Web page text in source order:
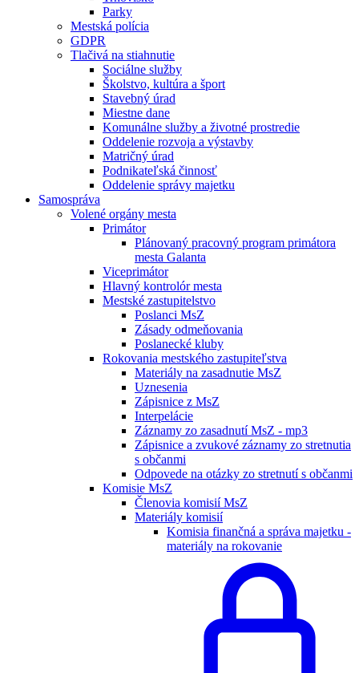
Parky
Mestská polícia
GDPR
Tlačivá na stiahnutie
Sociálne služby
Školstvo, kultúra a šport
Stavebný úrad
Miestne dane
Komunálne služby a životné prostredie
Oddelenie rozvoja a výstavby
Matričný úrad
Podnikateľská činnosť
Oddelenie správy majetku
Samospráva
Volené orgány mesta
Primátor
Plánovaný pracovný program primátora
mesta Galanta
Viceprimátor
Hlavný kontrolór mesta
Mestské zastupitelstvo
Poslanci MsZ
Zásady odmeňovania
Poslanecké kluby
Rokovania mestského zastupiteľstva
Materiály na zasadnutie MsZ
Uznesenia
Zápisnice z MsZ
Interpelácie
Záznamy zo zasadnutí MsZ - mp3
Zápisnice a zvukové záznamy zo stretnutia
s občanmi
Odpovede na otázky zo stretnutí s občanmi
Komisie MsZ
Členovia komisií MsZ
Materiály komisií
Komisia finančná a správa majetku -
materiály na rokovanie